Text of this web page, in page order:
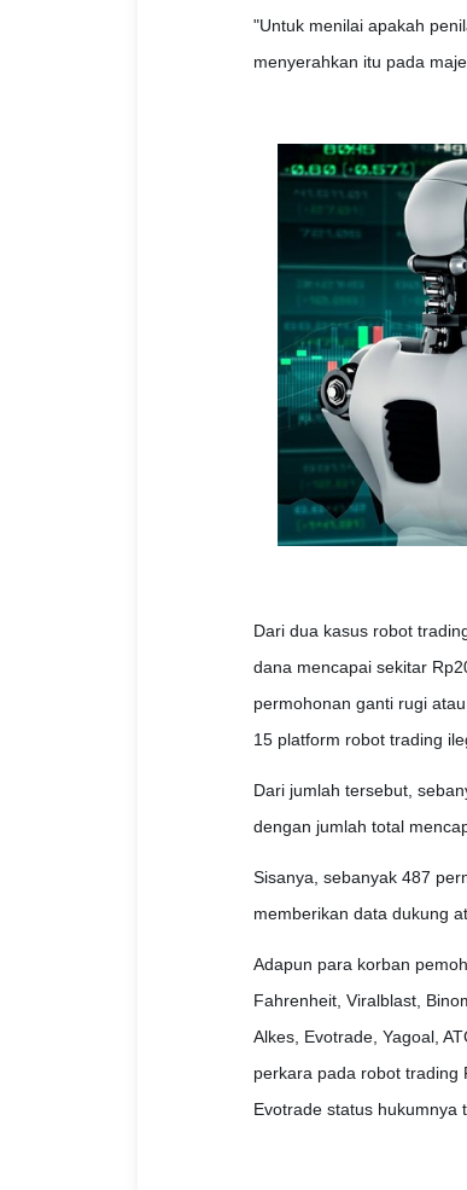
"Untuk menilai apakah
menyerahkan itu pada
Dari dua kasus robot
dana mencapai sekitar
permohonan ganti rugi
15 platform robot trading
Dari jumlah tersebut,
dengan jumlah total
Sisanya, sebanyak 487
memberikan data dukung
Adapun para korban
Fahrenheit, Viralblast,
Alkes, Evotrade, Yagoal,
perkara pada robot trading
Evotrade status hukumnya